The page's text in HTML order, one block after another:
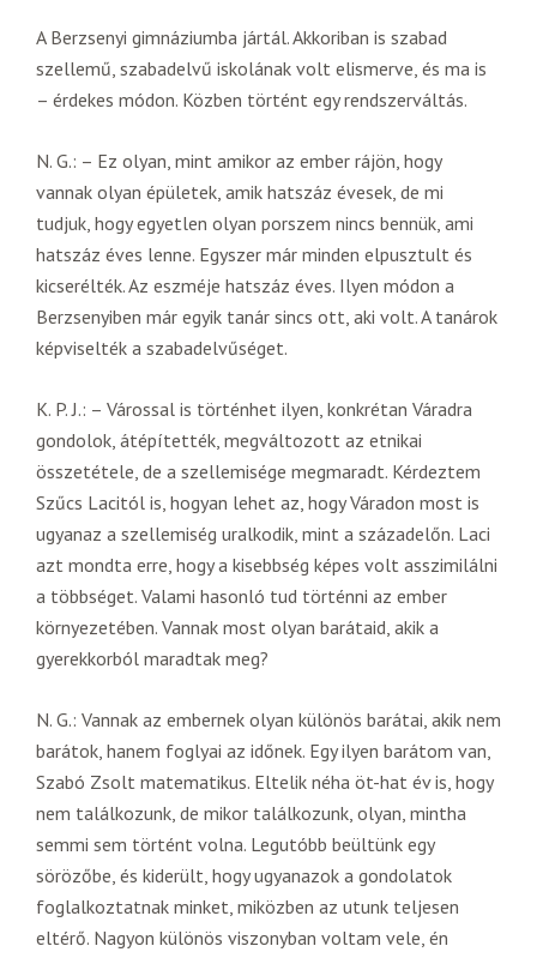
A Berzsenyi gimnáziumba jártál. Akkoriban is szabad
szellemű, szabadelvű iskolának volt elismerve, és ma is
– érdekes módon. Közben történt egy rendszerváltás.
N. G.: – Ez olyan, mint amikor az ember rájön, hogy
vannak olyan épületek, amik hatszáz évesek, de mi
tudjuk, hogy egyetlen olyan porszem nincs bennük, ami
hatszáz éves lenne. Egyszer már minden elpusztult és
kicserélték. Az eszméje hatszáz éves. Ilyen módon a
Berzsenyiben már egyik tanár sincs ott, aki volt. A tanárok
képviselték a szabadelvűséget.
K. P. J.: – Várossal is történhet ilyen, konkrétan Váradra
gondolok, átépítették, megváltozott az etnikai
összetétele, de a szellemisége megmaradt. Kérdeztem
Szűcs Lacitól is, hogyan lehet az, hogy Váradon most is
ugyanaz a szellemiség uralkodik, mint a századelőn. Laci
azt mondta erre, hogy a kisebbség képes volt asszimilálni
a többséget. Valami hasonló tud történni az ember
környezetében. Vannak most olyan barátaid, akik a
gyerekkorból maradtak meg?
N. G.: Vannak az embernek olyan különös barátai, akik nem
barátok, hanem foglyai az időnek. Egy ilyen barátom van,
Szabó Zsolt matematikus. Eltelik néha öt-hat év is, hogy
nem találkozunk, de mikor találkozunk, olyan, mintha
semmi sem történt volna. Legutóbb beültünk egy
sörözőbe, és kiderült, hogy ugyanazok a gondolatok
foglalkoztatnak minket, miközben az utunk teljesen
eltérő. Nagyon különös viszonyban voltam vele, én